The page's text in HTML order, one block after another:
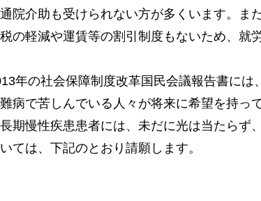
院介助も受けられない方が多くいます。ま
の軽減や運賃等の割引制度もないため、
年の社会保障制度改革国民会議報告書には
病で苦しんでいる人々が将来に希望を持っ
期慢性疾患患者には、未だに光は当たらず
ては、下記のとおり請願します。